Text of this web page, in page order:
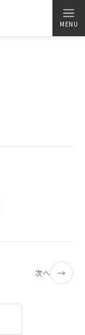
MENU
次へ →